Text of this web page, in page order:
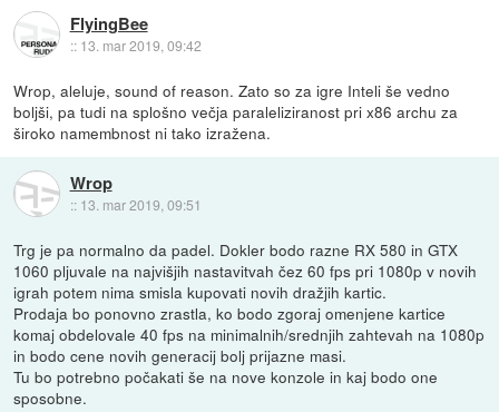
FlyingBee
:: 13. mar 2019, 09:42
Wrop, aleluje, sound of reason. Zato so za igre Inteli še vedno
boljši, pa tudi na splošno večja paraleliziranost pri x86 archu za
široko namembnost ni tako izražena.
Wrop
:: 13. mar 2019, 09:51
Trg je pa normalno da padel. Dokler bodo razne RX 580 in GTX
1060 pljuvale na najvišjih nastavitvah čez 60 fps pri 1080p v novih
igrah potem nima smisla kupovati novih dražjih kartic.
Prodaja bo ponovno zrastla, ko bodo zgoraj omenjene kartice
komaj obdelovale 40 fps na minimalnih/srednjih zahtevah na 1080p
in bodo cene novih generacij bolj prijazne masi.
Tu bo potrebno počakati še na nove konzole in kaj bodo one
sposobne.